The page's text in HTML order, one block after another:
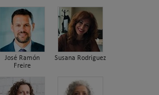
José Ramón
Freire
Susana Rodriguez